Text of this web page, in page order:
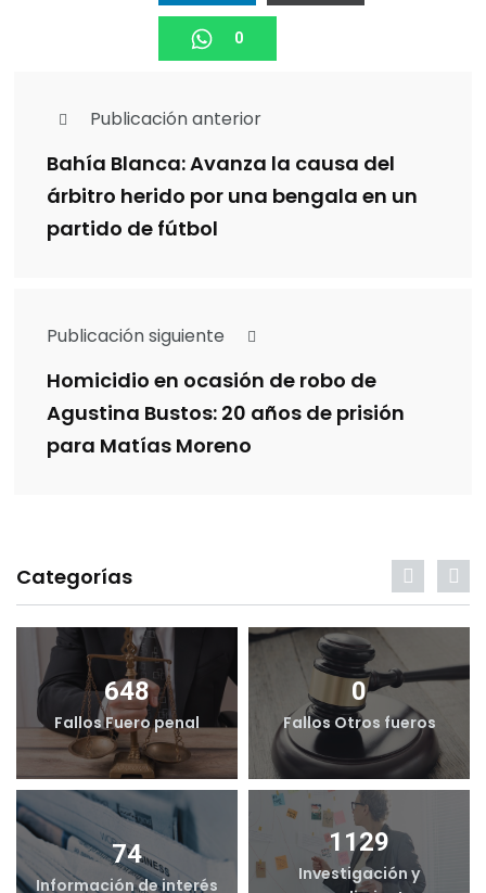
0
Publicación anterior
Bahía Blanca: Avanza la causa del
árbitro herido por una bengala en un
partido de fútbol
Publicación siguiente
Homicidio en ocasión de robo de
Agustina Bustos: 20 años de prisión
para Matías Moreno
Categorías
648
Fallos Fuero penal
0
Fallos Otros fueros
74
Información de interés
1129
Investigación y